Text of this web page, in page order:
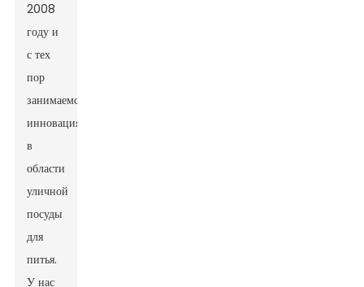
2008
году и
с тех
пор
занимаемся
инновациями
в
области
уличной
посуды
для
питья.
У нас